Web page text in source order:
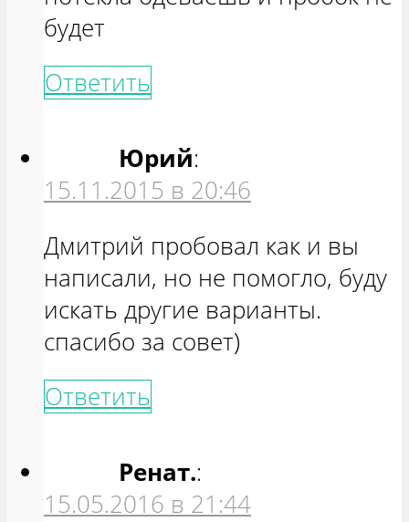
будет
Ответить
Юрий:
15.11.2015 в 20:46
Дмитрий пробовал как и вы
написали, но не помогло, буду
искать другие варианты.
спасибо за совет)
Ответить
Ренат.:
15.05.2016 в 21:44